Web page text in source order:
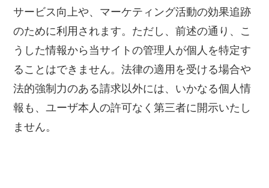
サービス向上や、マーケティング活動の効果追跡
のために利用されます。ただし、前述の通り、こ
うした情報から当サイトの管理人が個人を特定す
ることはできません。法律の適用を受ける場合や
法的強制力のある請求以外には、いかなる個人情
報も、ユーザ本人の許可なく第三者に開示いたし
ません。